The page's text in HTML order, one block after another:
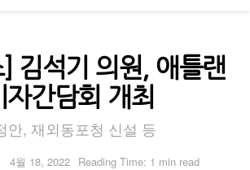
] 김석기 의원, 애틀랜
자간담회 개최
안, 재외동포청 신설 등
4월 18, 2022 Reading Time: 1 min read